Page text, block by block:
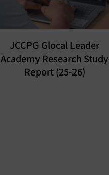
JCCPG Glocal Leader
Academy Research Study
Report (25-26)